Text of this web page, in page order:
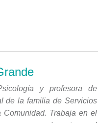
y profesora de
de la familia de Servicios
Trabaja en el